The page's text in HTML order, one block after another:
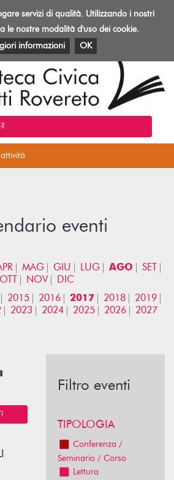
Toggle
PATRIMONIO E RISORSE
attività
eventi
MAG GIU LUG AGO
SET
OTT
NOV
DIC
2015 2016 2017 2018
2019
2023 2024 2025 2026 2027
Filtro eventi
TIPOLOGIA
Conferenza /
Seminario / Corso
Lettura
servizi di qualità. Utilizzando i nostri
le nostre modalità d'uso dei cookie.
informazioni
OK